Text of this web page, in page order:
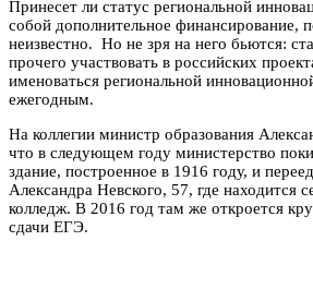
Принесет ли статус региональной
собой дополнительное финансирование,
неизвестно. Но не зря на него бьются:
прочего участвовать в российских
именоваться региональной
ежегодным.
На коллегии министр образования
что в следующем году министерство
здание, построенное в 1916 году, и
Александра Невского, 57, где находится
колледж. В 2016 год там же откроется
сдачи ЕГЭ.